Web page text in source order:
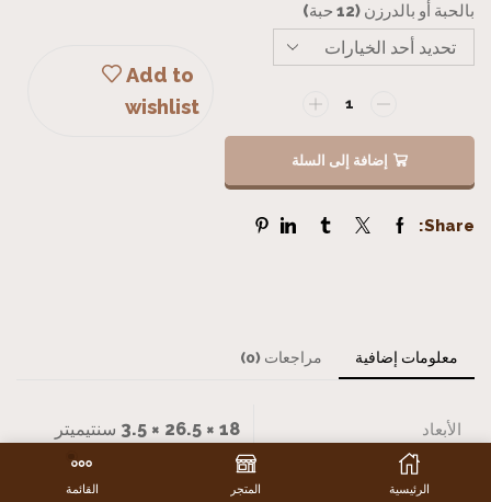
بالحبة أو بالدرزن (12 حبة)
إضافة إلى السلة
Add to
wishlist
Share:
معلومات إضافية مراجعات (0)
الأبعاد 18 × 26.5 × 3.5 سنتيميتر
بالحبة أو بالدرزن (12 حبة)
الرئيسية المتجر القائمة